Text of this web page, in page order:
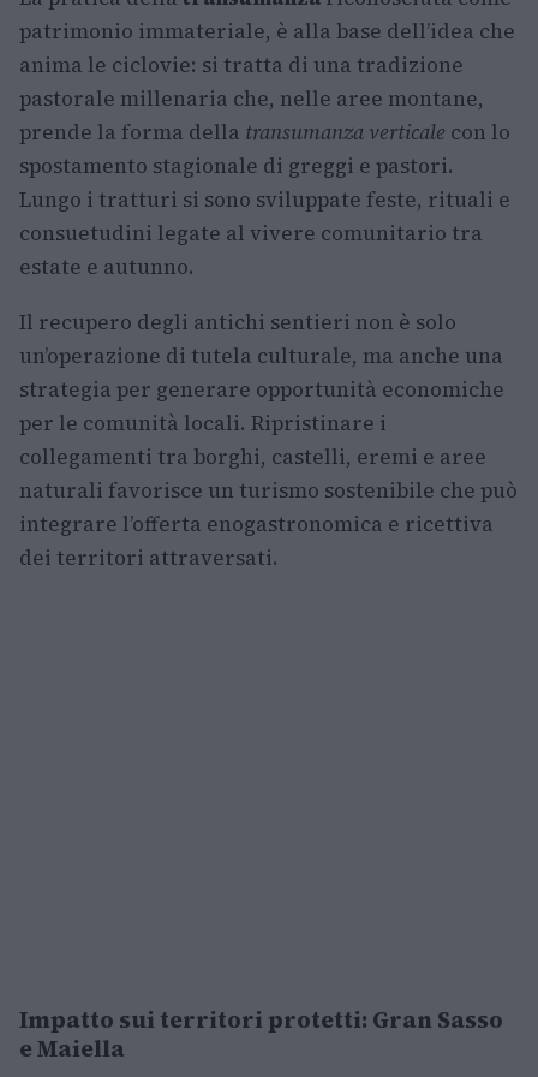
patrimonio immateriale, è alla base dell’idea che
anima le ciclovie: si tratta di una tradizione
pastorale millenaria che, nelle aree montane,
prende la forma della transumanza verticale con lo
spostamento stagionale di greggi e pastori.
Lungo i tratturi si sono sviluppate feste, rituali e
consuetudini legate al vivere comunitario tra
estate e autunno.
Il recupero degli antichi sentieri non è solo
un’operazione di tutela culturale, ma anche una
strategia per generare opportunità economiche
per le comunità locali. Ripristinare i
collegamenti tra borghi, castelli, eremi e aree
naturali favorisce un turismo sostenibile che può
integrare l’offerta enogastronomica e ricettiva
dei territori attraversati.
Impatto sui territori protetti: Gran Sasso
e Maiella